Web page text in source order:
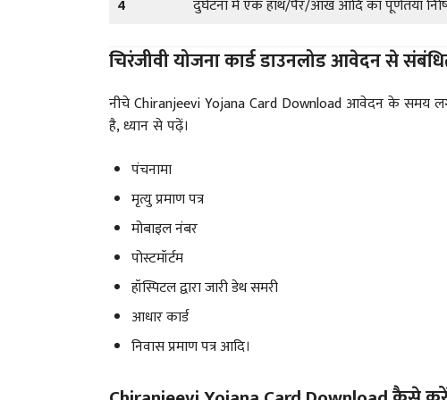
4 दुर्घटना में एक हाथ/पैर/आंख आदि का पूर्णतया
चिरंजीवी योजना कार्ड डाउनलोड आवेदन से
नीचे Chiranjeevi Yojana Card Download आवेदन के समय
है, ध्यान से पढ़ें।
पंचनामा
मृत्यु प्रमाण पत्र
मोबाइल नंबर
पोस्टमॉर्टम
हॉस्पिटल द्वारा जारी डेथ समरी
आधार कार्ड
निवास प्रमाण पत्र आदि।